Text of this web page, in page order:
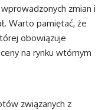
zmian i
Warto pamiętać, że
obowiązuje
na rynku wtórnym
związanych z